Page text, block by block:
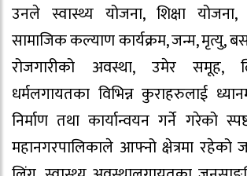
उनले स्वास्थ्य योजना, शिक्षा
सामाजिक कल्याण कार्यक्रम, जन्म, मृत्यु,
रोजगारीको अवस्था, उमेर समूह,
धर्मलगायतका विभिन्न कुराहरुलाई
निर्माण तथा कार्यान्वयन गर्ने गरेको
महानगरपालिकाले आफ्नो क्षेत्रमा